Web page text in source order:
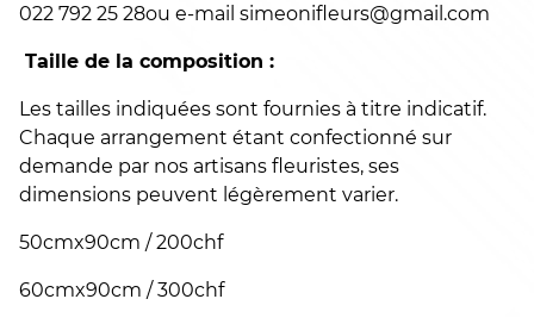
022 792 25 28ou e-mail simeonifleurs@gmail.com
Taille de la composition :
Les tailles indiquées sont fournies à titre indicatif.
Chaque arrangement étant confectionné sur
demande par nos artisans fleuristes, ses
dimensions peuvent légèrement varier.
50cmx90cm / 200chf
60cmx90cm / 300chf